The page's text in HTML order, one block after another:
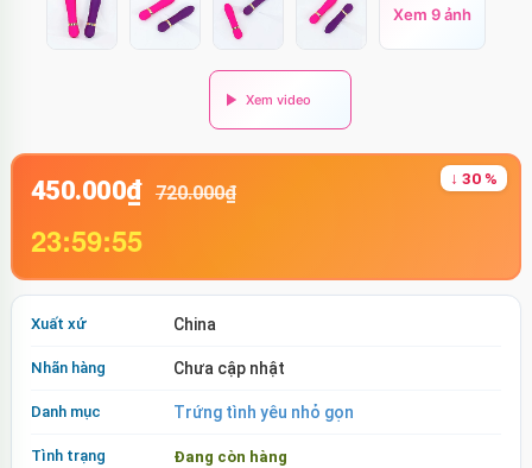
Xem 9 ảnh
450.000₫ 720.000₫
↓ 30 %
23:59:54
Xuất xứ China
Nhãn hàng Chưa cập nhật
Danh mục Trứng tình yêu nhỏ gọn
Tình trạng Đang còn hàng